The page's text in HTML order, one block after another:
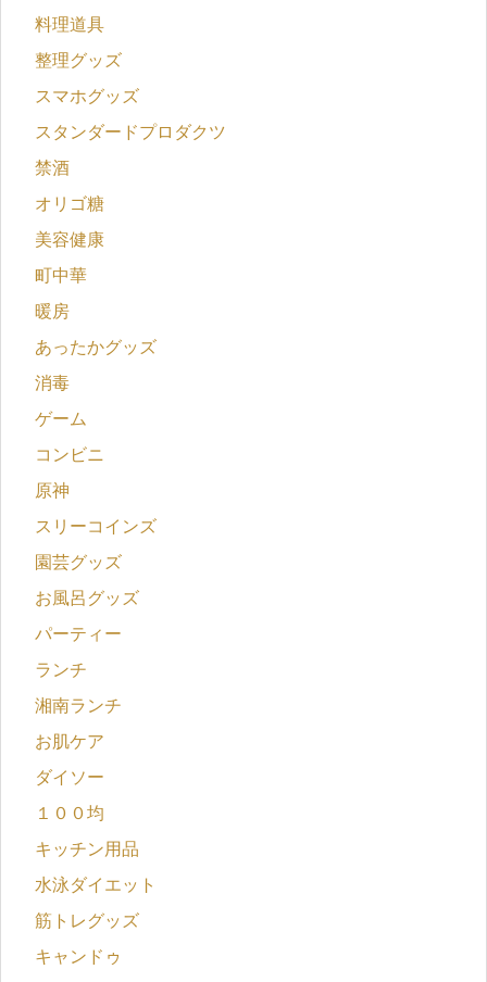
料理道具
整理グッズ
スマホグッズ
スタンダードプロダクツ
禁酒
オリゴ糖
美容健康
町中華
暖房
あったかグッズ
消毒
ゲーム
コンビニ
原神
スリーコインズ
園芸グッズ
お風呂グッズ
パーティー
ランチ
湘南ランチ
お肌ケア
ダイソー
１００均
キッチン用品
水泳ダイエット
筋トレグッズ
キャンドゥ